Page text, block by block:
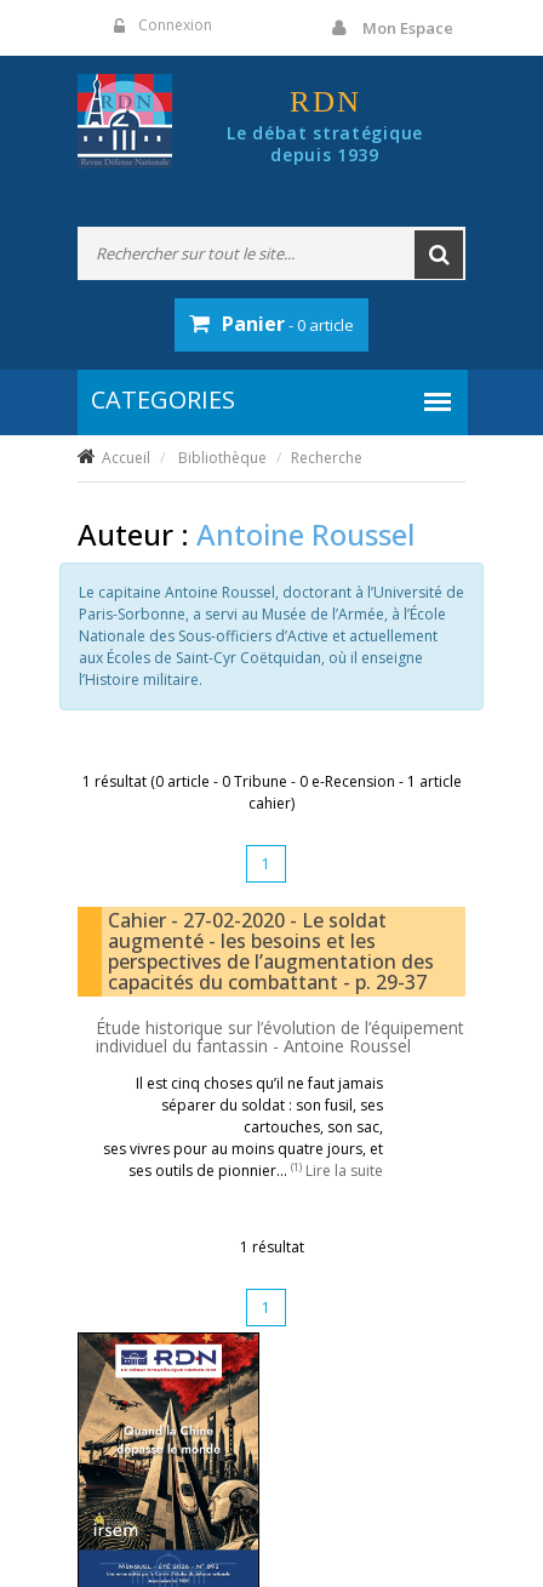
Connexion Mon Espace
RDN
Le débat stratégique
depuis 1939
Panier- 0 article
Accueil Bibliothèque Recherche
Auteur : Antoine Roussel
Le capitaine Antoine Roussel, doctorant à l’Université de
Paris-Sorbonne, a servi au Musée de l’Armée, à l’École
Nationale des Sous-officiers d’Active et actuellement
aux Écoles de Saint-Cyr Coëtquidan, où il enseigne
l’Histoire militaire.
1 résultat (0 article - 0 Tribune - 0 e-Recension - 1 article
cahier)
1
Cahier - 27-02-2020 - Le soldat
augmenté - les besoins et les
perspectives de l’augmentation des
capacités du combattant - p. 29-37
Étude historique sur l’évolution de l’équipement
individuel du fantassin - Antoine Roussel
Il est cinq choses qu’il ne faut jamais
séparer du soldat : son fusil, ses
cartouches, son sac,
ses vivres pour au moins quatre jours, et
ses outils de pionnier… (1) Lire la suite
1 résultat
1